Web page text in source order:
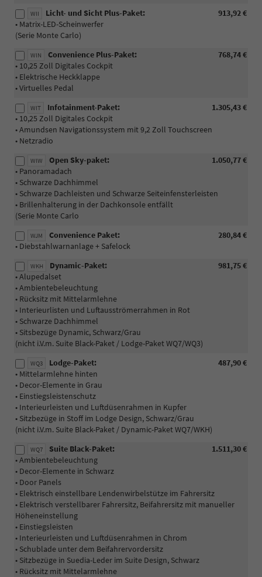
WII 913,92 €
Licht- und Sicht Plus-Paket:
• Matrix-LED-Scheinwerfer
(Serie Monte Carlo)
WIN 768,74 €
Convenience Plus-Paket:
• 10,25 Zoll Digitales Cockpit
• Elektrische Heckklappe
• Virtuelles Pedal
WIT 1.305,43 €
Infotainment-Paket:
• 10,25 Zoll Digitales Cockpit
• Amundsen Navigationssystem mit 9,2 Zoll Touchscreen
• Netzradio
WIW 1.050,77 €
Open Sky-paket:
• Panoramadach
• Schwarze Dachhimmel
• Schwarze Dachleisten und Schwarze Seiteinfensterleisten
• Brillenhalterung in der Dachkonsole entfällt
(Serie Monte Carlo
WJM 280,84 €
Convenience Paket:
• Diebstahlwarnanlage + Safelock
WKH 981,75 €
Dynamic-Paket:
• Alupedalset
• Ambientebeleuchtung
• Rücksitz mit Mittelarmlehne
• Interieurlisten und Luftausströmerrahmen in Rot
• Schwarze Dachhimmel
• Sitsbezüge Dynamic, Schwarz/Grau
(nicht i.V.m. Suite Black-Paket / Lodge-Paket WQ7/WQ3)
WQ3 487,90 €
Lodge-Paket:
• Mittelarmlehne hinten
• Decor-Elemente in Grau
• Einstiegsleistenschutz
• Interieurleisten und Luftdüsenrahmen in Kupfer
• Sitzbezüge in Stoff im Lodge Design, Schwarz/Grau
(nicht i.V.m. Suite Black-Paket / Dynamic-Paket WQ7/WKH)
WQ7 1.511,30 €
Suite Black-Paket:
• Ambientebeleuchtung
• Decor-Elemente in Schwarz
• Door Panels
• Elektrisch einstellbare Lendenwirbelstütze im Fahrersitz
• Elektrisch verstellbarer Fahrersitz, Beifahrersitz mit manueller
Höheneinstellung
• Einstiegsleisten
• Interieurleisten und Luftdüsenrahmen in Chrom
• Schublade unter dem Beifahrervordersitz
• Sitzbezüge in Suedia-Leder im Suite Design, Schwarz
• Rücksitz mit Mittelarmlehne